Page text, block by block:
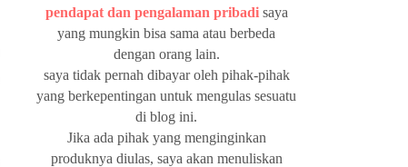
pendapat dan pengalaman pribadisaya
yang mungkin bisa sama atau berbeda
dengan orang lain.
saya tidak pernah dibayar oleh pihak-pihak
yang berkepentingan untuk mengulas sesuatu
di blog ini.
Jika ada pihak yang menginginkan
produknya diulas, saya akan menuliskan